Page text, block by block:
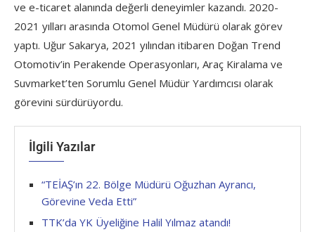
ve e-ticaret alanında değerli deneyimler kazandı. 2020-
2021 yılları arasında Otomol Genel Müdürü olarak görev
yaptı. Uğur Sakarya, 2021 yılından itibaren Doğan Trend
Otomotiv’in Perakende Operasyonları, Araç Kiralama ve
Suvmarket’ten Sorumlu Genel Müdür Yardımcısı olarak
görevini sürdürüyordu.
İlgili Yazılar
“TEİAŞ’ın 22. Bölge Müdürü Oğuzhan Ayrancı,
Görevine Veda Etti”
TTK’da YK Üyeliğine Halil Yılmaz atandı!